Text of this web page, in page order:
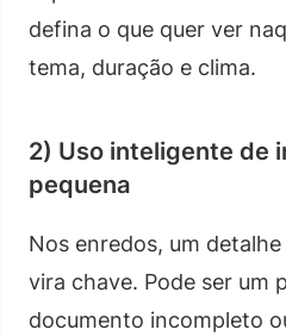
defina o que quer ver
tema, duração e clima.
2) Uso inteligente de
pequena
Nos enredos, um
vira chave. Pode ser um
documento incompleto